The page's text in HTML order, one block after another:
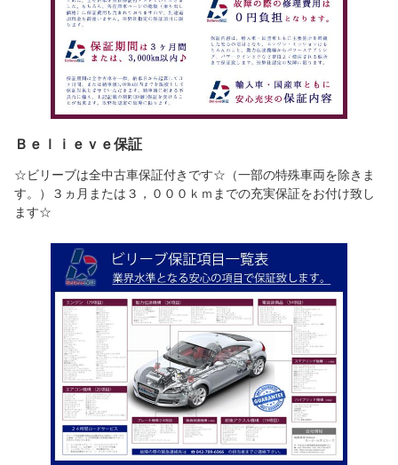
Ｂｅｌｉｅｖｅ保証
☆ビリーブは全中古車保証付きです☆（一部の特殊車両を除きま
す。）３ヵ月または３，０００ｋｍまでの充実保証をお付け致し
ます☆